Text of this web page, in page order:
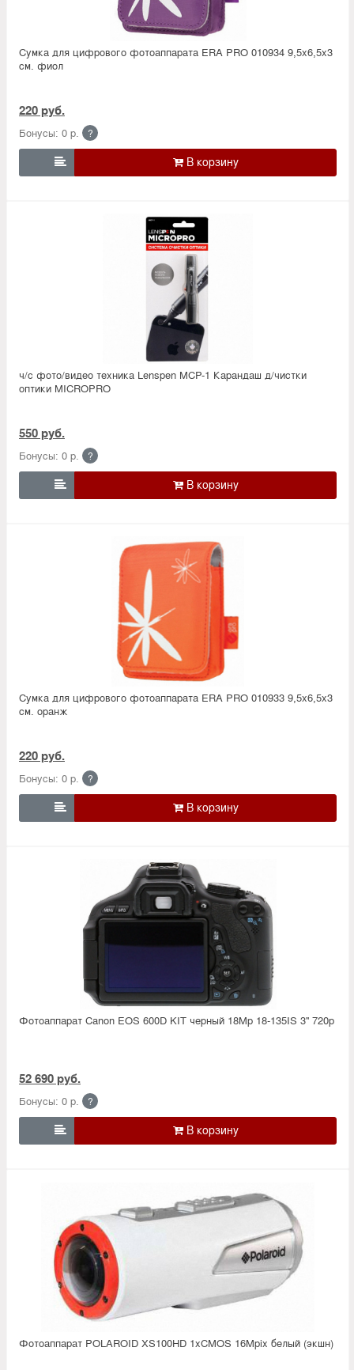
Сумка для цифрового фотоаппарата ERA PRO 010934 9,5х6,5х3
см. фиол
220 руб.
Бонусы: 0 р. ?

ч/с фото/видео техника Lenspen MCP-1 Карандаш д/чистки
оптики MICROPRO
550 руб.
Бонусы: 0 р. ?

Сумка для цифрового фотоаппарата ERA PRO 010933 9,5х6,5х3
см. оранж
220 руб.
Бонусы: 0 р. ?

Фотоаппарат Canon EOS 600D KIT черный 18Mp 18-135IS 3'' 720p
52 690 руб.
Бонусы: 0 р. ?

Фотоаппарат POLAROID XS100HD 1xCMOS 16Mpix белый (экшн)